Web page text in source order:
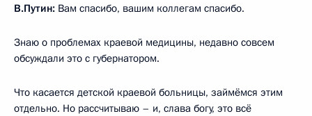
В.Путин: Вам спасибо, вашим коллегам спасибо.
Знаю о проблемах краевой медицины, недавно совсем
обсуждали это с губернатором.
Что касается детской краевой больницы, займёмся этим
отдельно. Но рассчитываю – и, слава богу, это всё